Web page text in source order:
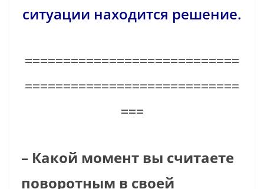
ситуации находится решение.
============================
============================
===
– Какой момент вы считаете
поворотным в своей